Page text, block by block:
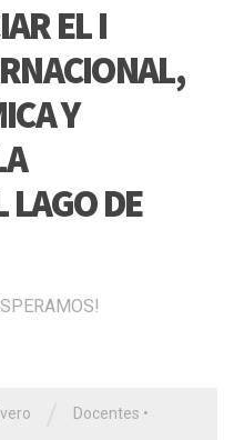
EL I
Y
LAGO DE
Docentes •